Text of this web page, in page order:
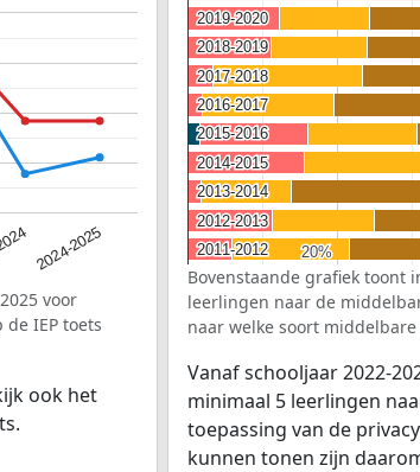
2024-2025
voor
IEP toets
ook het
20%
20%
2019-2020
2019-2020
2018-2019
2018-2019
2017-2018
2017-2018
2016-2017
2016-2017
2015-2016
2015-2016
2014-2015
2014-2015
2013-2014
2013-2014
2012-2013
2012-2013
2011-2012
2011-2012
Bovenstaande grafiek toont
leerlingen naar de
naar welke soort
Vanaf schooljaar 2022-
minimaal 5 leerlingen
toepassing van de
kunnen tonen zijn